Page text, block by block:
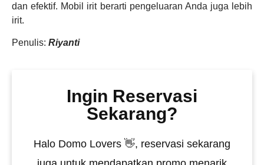
dan efektif. Mobil irit berarti pengeluaran Anda juga lebih
irit.
Penulis: Riyanti
Ingin Reservasi
Sekarang?
Halo Domo Lovers 👋, reservasi sekarang